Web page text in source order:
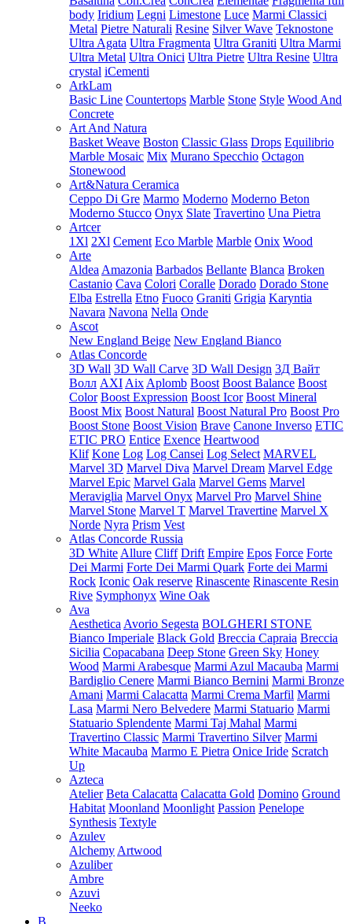
body Iridium Legni Limestone Luce Marmi Classici
Metal Pietre Naturali Resine Silver Wave Teknostone
Ultra Agata Ultra Fragmenta Ultra Graniti Ultra Marmi
Ultra Metal Ultra Onici Ultra Pietre Ultra Resine Ultra
crystal iCementi
ArkLam
Basic Line Countertops Marble Stone Style Wood And
Concrete
Art And Natura
Basket Weave Boston Classic Glass Drops Equilibrio
Marble Mosaic Mix Murano Specchio Octagon
Stonewood
Art&Natura Ceramica
Ceppo Di Gre Marmo Moderno Moderno Beton
Moderno Stucco Onyx Slate Travertino Una Pietra
Artcer
1Xl 2Xl Cement Eco Marble Marble Onix Wood
Arte
Aldea Amazonia Barbados Bellante Blanca Broken
Castanio Cava Colori Coralle Dorado Dorado Stone
Elba Estrella Etno Fuoco Graniti Grigia Karyntia
Navara Navona Nella Onde
Ascot
New England Beige New England Bianco
Atlas Concorde
3D Wall 3D Wall Carve 3D Wall Design 3Д Вайт
Волл AXI Aix Aplomb Boost Boost Balance Boost
Color Boost Expression Boost Icor Boost Mineral
Boost Mix Boost Natural Boost Natural Pro Boost Pro
Boost Stone Boost Vision Brave Canone Inverso ETIC
ETIC PRO Entice Exence Heartwood
Klif Kone Log Log Cansei Log Select MARVEL
Marvel 3D Marvel Diva Marvel Dream Marvel Edge
Marvel Epic Marvel Gala Marvel Gems Marvel
Meraviglia Marvel Onyx Marvel Pro Marvel Shine
Marvel Stone Marvel T Marvel Travertine Marvel X
Norde Nyra Prism Vest
Atlas Concorde Russia
3D White Allure Cliff Drift Empire Epos Force Forte
Dei Marmi Forte Dei Marmi Quark Forte dei Marmi
Rock Iconic Oak reserve Rinascente Rinascente Resin
Rive Symphonyx Wine Oak
Ava
Aesthetica Avorio Segesta BOLGHERI STONE
Bianco Imperiale Black Gold Breccia Capraia Breccia
Sicilia Copacabana Deep Stone Green Sky Honey
Wood Marmi Arabesque Marmi Azul Macauba Marmi
Bardiglio Cenere Marmi Bianco Bernini Marmi Bronze
Amani Marmi Calacatta Marmi Crema Marfil Marmi
Lasa Marmi Nero Belvedere Marmi Statuario Marmi
Statuario Splendente Marmi Taj Mahal Marmi
Travertino Classic Marmi Travertino Silver Marmi
White Macauba Marmo E Pietra Onice Iride Scratch
Up
Azteca
Atelier Beta Calacatta Calacatta Gold Domino Ground
Habitat Moonland Moonlight Passion Penelope
Synthesis Textyle
Azulev
Alchemy Artwood
Azuliber
Ambre
Azuvi
Neeko